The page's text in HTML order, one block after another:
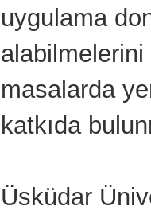
uygulama
alabilmelerini
masalarda
katkıda
Üsküdar